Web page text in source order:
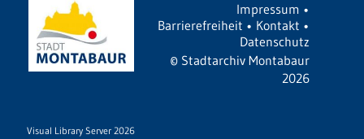
Impressum •
Barrierefreiheit • Kontakt •
Datenschutz
© Stadtarchiv Montabaur
2026
Visual Library Server 2026